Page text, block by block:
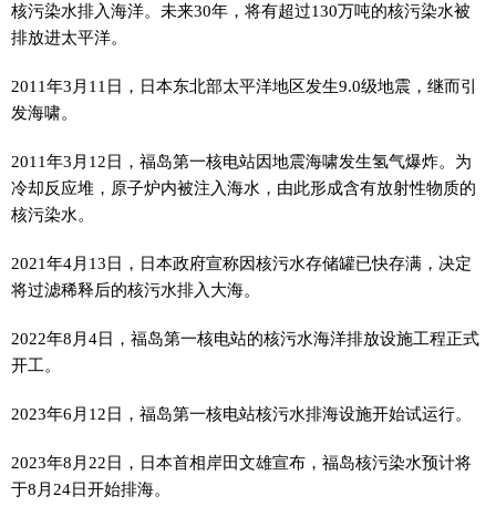
核污染水排入海洋。未来30年，将有超过130万吨的核污染水被
排放进太平洋。
2011年3月11日，日本东北部太平洋地区发生9.0级地震，继而引
发海啸。
2011年3月12日，福岛第一核电站因地震海啸发生氢气爆炸。为
冷却反应堆，原子炉内被注入海水，由此形成含有放射性物质的
核污染水。
2021年4月13日，日本政府宣称因核污水存储罐已快存满，决定
将过滤稀释后的核污水排入大海。
2022年8月4日，福岛第一核电站的核污水海洋排放设施工程正式
开工。
2023年6月12日，福岛第一核电站核污水排海设施开始试运行。
2023年8月22日，日本首相岸田文雄宣布，福岛核污染水预计将
于8月24日开始排海。